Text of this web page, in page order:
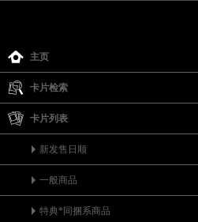
主页
卡片检索
卡片列表
新发售日顺
一般商品
特典*同捆系商品